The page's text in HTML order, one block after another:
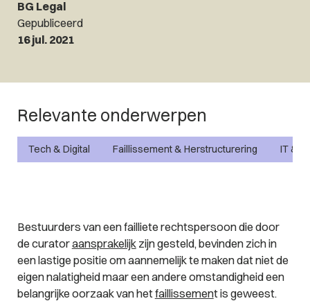
BG Legal
Gepubliceerd
16 jul. 2021
Relevante onderwerpen
Tech & Digital Faillissement & Herstructurering IT &
Bestuurders van een failliete rechtspersoon die door
de curatoraansprakelijkzijn gesteld, bevinden zich in
een lastige positie om aannemelijk te maken dat niet de
eigen nalatigheid maar een andere omstandigheid een
belangrijke oorzaak van hetfaillissement is geweest.